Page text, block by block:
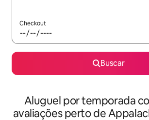
Checkout
Buscar
Aluguel por temporada
avaliações perto de